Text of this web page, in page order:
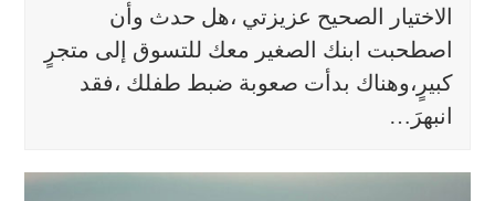
الاختيار الصحيح عزيزتي ،هل حدث وأن
اصطحبت ابنك الصغير معك للتسوق إلى متجرٍ
كبيرٍ،وهناك بدأت صعوبة ضبط طفلك ،فقد
انبهرَ…